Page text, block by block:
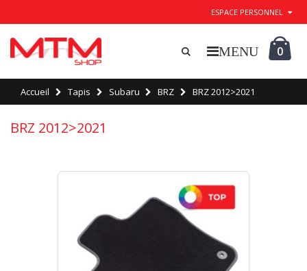
ESPACE PERSONNEL
0
Accueil Tapis Subaru BRZ BRZ 2012>2021
BRZ 2012>2021